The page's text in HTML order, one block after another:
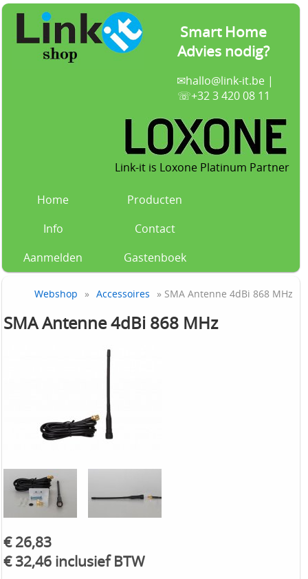
Smart Home
Advies nodig?
✉hallo@link-it.be|
☏+32 3 420 08 11
Link-it is Loxone Platinum Partner
Home
Producten
Info
Contact
Aanmelden
Gastenboek
Webshop » Accessoires » SMA Antenne 4dBi 868 MHz
SMA Antenne 4dBi 868 MHz
€ 26,83
€ 32,46 inclusief BTW